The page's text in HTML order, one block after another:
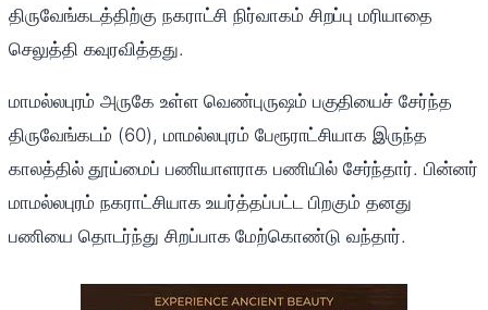
திருவேங்கடத்திற்கு நகராட்சி நிர்வாகம் சிறப்பு மரியாதை
செலுத்தி கவுரவித்தது.
மாமல்லபுரம் அருகே உள்ள வெண்புருஷம் பகுதியைச் சேர்ந்த
திருவேங்கடம் (60), மாமல்லபுரம் பேரூராட்சியாக இருந்த
காலத்தில் தூய்மைப் பணியாளராக பணியில் சேர்ந்தார். பின்னர்
மாமல்லபுரம் நகராட்சியாக உயர்த்தப்பட்ட பிறகும் தனது
பணியை தொடர்ந்து சிறப்பாக மேற்கொண்டு வந்தார்.